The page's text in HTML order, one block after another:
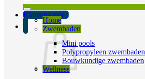
Klantenservice
Home
Zwembaden
Mini pools
Polypropyleen zwembaden
Bouwkundige zwembaden
Wellness